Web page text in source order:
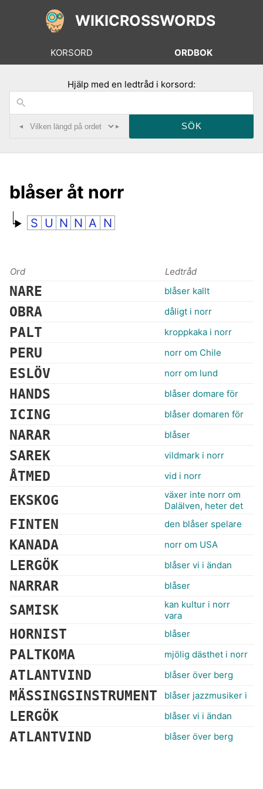
WIKICROSSWORDS
KORSORD ORDBOK
Hjälp med en ledtråd i korsord:
◂ ▸
blåser åt norr
S U N N A N
Ord Ledtråd
NARE blåser kallt
OBRA dåligt i norr
PALT kroppkaka i norr
PERU norr om Chile
ESLÖV norr om lund
HANDS blåser domare för
ICING blåser domaren för
NARAR blåser
SAREK vildmark i norr
ÅTMED vid i norr
EKSKOG
växer inte norr om
Dalälven, heter det
FINTEN den blåser spelare
KANADA norr om USA
LERGÖK blåser vi i ändan
NARRAR blåser
SAMISK
kan kultur i norr
vara
HORNIST blåser
PALTKOMA mjölig dästhet i norr
ATLANTVIND blåser över berg
MÄSSINGSINSTRUMENT blåser jazzmusiker i
LERGÖK blåser vi i ändan
ATLANTVIND blåser över berg